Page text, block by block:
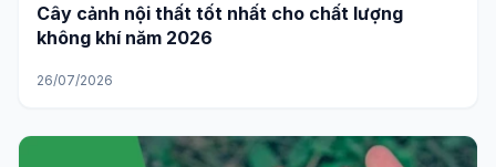
Cây cảnh nội thất tốt nhất cho chất lượng
không khí năm 2026
26/07/2026